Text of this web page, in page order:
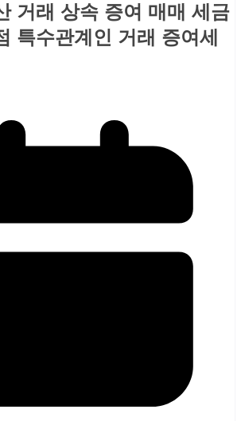
거래 상속 증여 매매 세금
특수관계인 거래 증여세